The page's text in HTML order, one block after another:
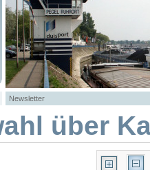
Newsletter
über